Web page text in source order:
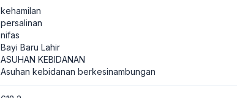
kehamilan
persalinan
nifas
Bayi Baru Lahir
ASUHAN KEBIDANAN
Asuhan kebidanan berkesinambungan